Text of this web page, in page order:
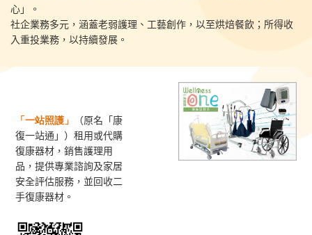
心」。
社企業務多元，涵蓋老弱護理、工藝創作，以至烘焙餐飲；所得收
入重投業務，以持續發展。
「一站照護」
（原名「康
復一站通」）租用或代購
復康器材，銷售護理用
品，提供專業諮詢及家居
安全評估服務，並回收二
手復康器材。